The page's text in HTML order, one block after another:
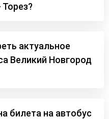
актуальное
Великий Новгород
билета на автобус